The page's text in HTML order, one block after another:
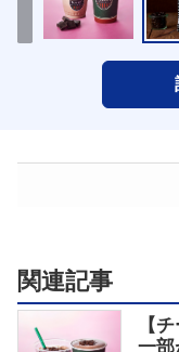
関連記事
【
一部